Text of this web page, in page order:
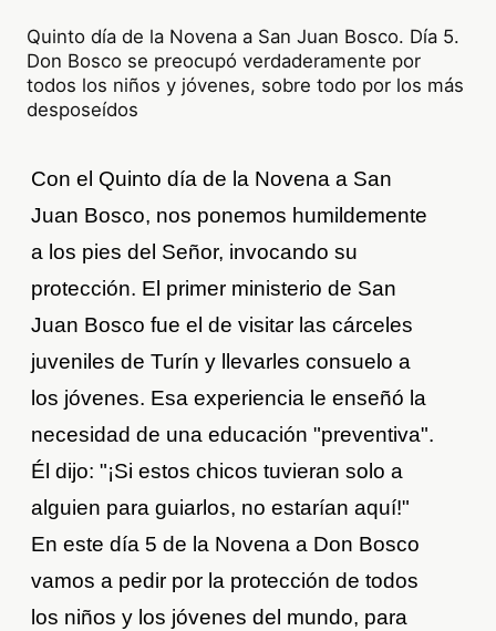
Quinto día de la Novena a San Juan Bosco. Día 5.
Don Bosco se preocupó verdaderamente por
todos los niños y jóvenes, sobre todo por los más
desposeídos
Con el Quinto día de la Novena a San
Juan Bosco, nos ponemos humildemente
a los pies del Señor, invocando su
protección. El primer ministerio de San
Juan Bosco fue el de visitar las cárceles
juveniles de Turín y llevarles consuelo a
los jóvenes. Esa experiencia le enseñó la
necesidad de una educación "preventiva".
Él dijo: "¡Si estos chicos tuvieran solo a
alguien para guiarlos, no estarían aquí!"
En este día 5 de la Novena a Don Bosco
vamos a pedir por la protección de todos
los niños y los jóvenes del mundo, para